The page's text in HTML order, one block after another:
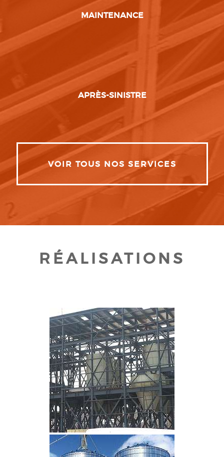
MAINTENANCE
APRÈS-SINISTRE
VOIR TOUS NOS SERVICES
RÉALISATIONS
CLIQUEZ POUR AGRANDIR